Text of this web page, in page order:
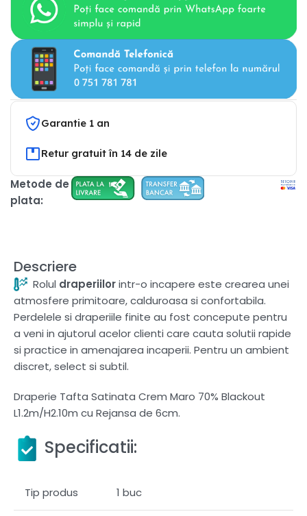
Garantie 1 an
Retur gratuit în 14 de zile
Metode de
plata:
Descriere
Rolul draperiilorintr-o incapere este crearea unei
atmosfere primitoare, calduroasa si confortabila.
Perdelele si draperiile finite au fost concepute pentru
a veni in ajutorul acelor clienti care cauta solutii rapide
si practice in amenajarea incaperii. Pentru un ambient
discret, select si subtil.
Draperie Tafta Satinata Crem Maro 70% Blackout
L1.2m/H2.10m cu Rejansa de 6cm.
Specificatii:
Tip produs 1 buc